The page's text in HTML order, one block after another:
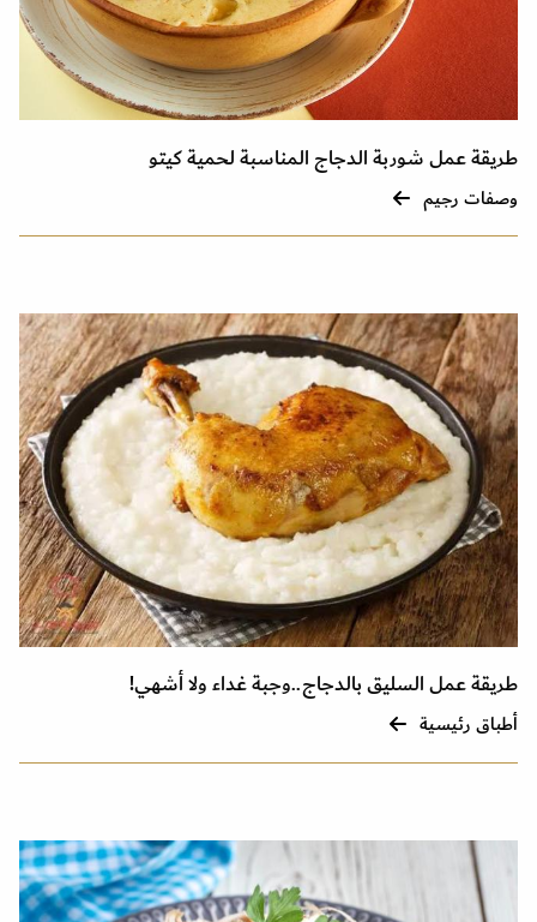
طريقة عمل شوربة الدجاج المناسبة لحمية كيتو
وصفات رجيم
طريقة عمل السليق بالدجاج..وجبة غداء ولا أشهي!
أطباق رئيسية